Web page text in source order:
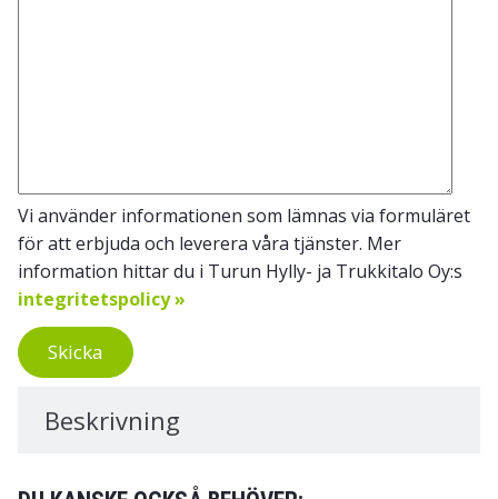
Vi använder informationen som lämnas via formuläret
för att erbjuda och leverera våra tjänster. Mer
information hittar du i Turun Hylly- ja Trukkitalo Oy:s
integritetspolicy »
Skicka
Beskrivning